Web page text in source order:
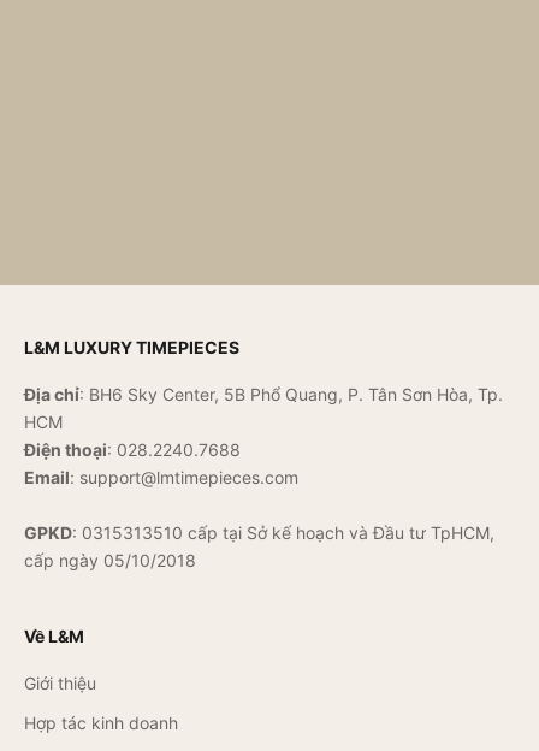
L&M LUXURY TIMEPIECES
Địa chỉ: BH6 Sky Center, 5B Phổ Quang, P. Tân Sơn Hòa, Tp.
HCM
Điện thoại: 028.2240.7688
Email: support@lmtimepieces.com
GPKD: 0315313510 cấp tại Sở kế hoạch và Đầu tư TpHCM,
cấp ngày 05/10/2018
Về L&M
Giới thiệu
Hợp tác kinh doanh